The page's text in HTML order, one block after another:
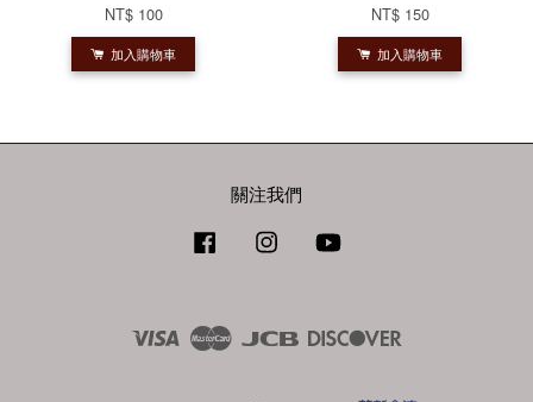
NT$ 100
加入購物車
NT$ 150
加入購物車
關注我們
Facebook Instagram
Visa Master JCB